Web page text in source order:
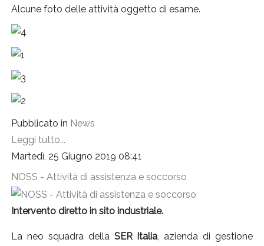
Alcune foto delle attività oggetto di esame.
Pubblicato in News
Leggi tutto...
Martedì, 25 Giugno 2019 08:41
NOSS - Attività di assistenza e soccorso
Intervento diretto in sito industriale.
La neo squadra della SER Italia , azienda di gestione